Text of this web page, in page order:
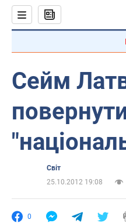
Сейм
Світ
25.10.2012 19:08
0